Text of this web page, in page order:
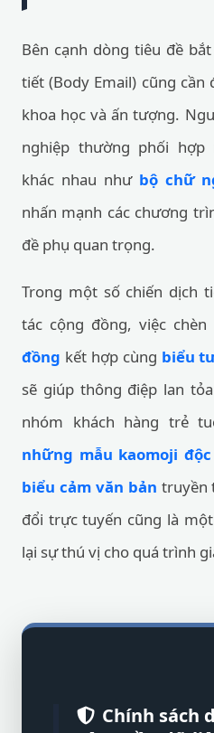
Bên cạnh dòng tiêu đề
tiết (Body Email) cũng
khoa học và ấn tượng.
nghiệp thường phối hợp
khác nhau như bộ chữ
nhấn mạnh các chương
đề phụ quan trọng.
Trong một số chiến dịch
tác cộng đồng, việc chèn
đồng kết hợp cùng biểu
sẽ giúp thông điệp lan
nhóm khách hàng trẻ
những mẫu kaomoji
biểu cảm văn bản truyền
đổi trực tuyến cũng là
lại sự thú vị cho quá trình
Chính sách